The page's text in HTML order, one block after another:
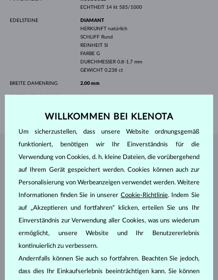
ECHTHEIT 14 kt 585/1000
EDELSTEINE
DIAMANT
HERKUNFT natürlich
SCHLIFF Rund
REINHEIT SI
FARBE G
DURCHMESSER 0.8-1.7 mm
GEWICHT 0.238 ct
BREITE DAMENRING 2.00 mm
SCHMUCK AUS DEMKLENOTA ATELIER
WILLKOMMEN BEI KLENOTA
Um sicherzustellen, dass unsere Website ordnungsgemäß
funktioniert, benötigen wir Ihr Einverständnis für die
Verwendung von Cookies, d. h. kleine Dateien, die vorübergehend
auf Ihrem Gerät gespeichert werden. Cookies können auch zur
Personalisierung von Werbeanzeigen verwendet werden. Weitere
Informationen finden Sie in unserer Cookie-Richtlinie. Indem Sie
auf „Akzeptieren und fortfahren“ klicken, erteilen Sie uns Ihr
Einverständnis zur Verwendung aller Cookies, was uns wiederum
ermöglicht, unsere Website und Ihr Benutzererlebnis
kontinuierlich zu verbessern.
Andernfalls können Sie auch so fortfahren. Beachten Sie jedoch,
dass dies Ihr Einkaufserlebnis beeinträchtigen kann. Sie können